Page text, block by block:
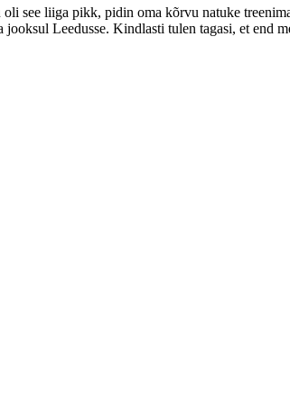
see liiga pikk, pidin oma kõrvu natuke
Leedusse. Kindlasti tulen tagasi, et end